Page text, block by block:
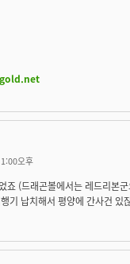
오후
죠 (드래곤볼에서는 레드리본
기 납치해서 평양에 간사건